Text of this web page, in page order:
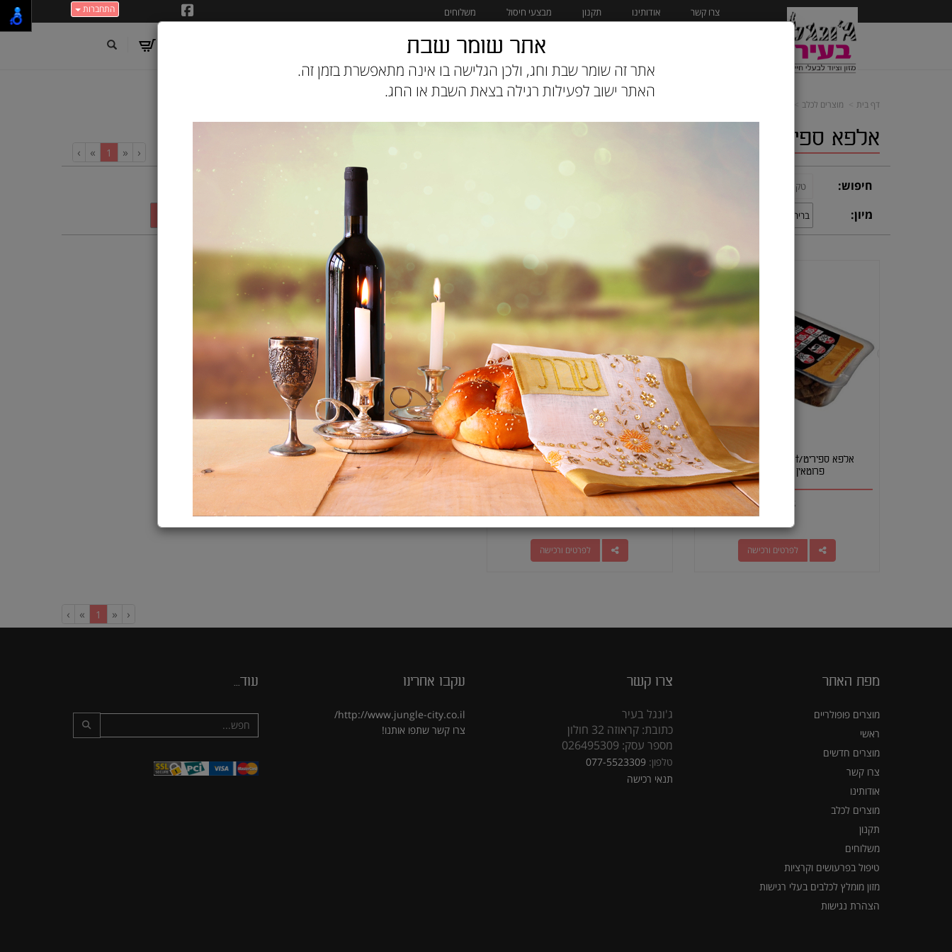
התחברות צרו קשר אודותינו תקנון מבצעי חיסול משלוחים
מוצרים לחתול מבצעי חיסול
דף בית מוצרים לכלב
אלפא ספיריט בודדים ‹
«
1
»
›
חיפוש:
-
מיון:
1-2 מתוך 2
אלפא ספיריט/Alpha Spirit מולטי
פרוטאין חטיפי אילוף
15
לפרטים ורכישה
אלפא ספיריט/Alpha Spirit מולטי
פרוטאין חטיפי אילוף
₪15
לפרטים ורכישה
‹
«
1
»
›
מפת האתר
מוצרים פופולריים
ראשי
מוצרים חדשים
צרו קשר
אודותינו
מוצרים לכלב
תקנון
משלוחים
טיפול בפרעושים וקרציות
מזון מומלץ לכלבים בעלי רגישות
הצהרת נגישות
צרו קשר
ג'ונגל בעיר
כתובת: קראוזה 32 חולון
מספר עסק: 026495309
טלפון: 077-5523309
תנאי רכישה
עקבו אחרינו
http://www.jungle-city.co.il/
צרו קשר שתפו אותנו!
עוד...
אתר שומר שבת
אתר זה שומר שבת וחג, ולכן הגלישה בו אינה מתאפשרת בזמן זה.
האתר ישוב לפעילות רגילה בצאת השבת או החג.